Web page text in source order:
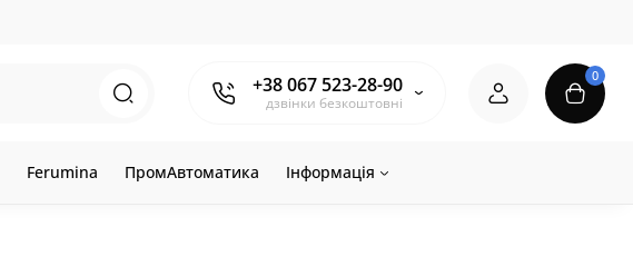
+38 067 523-28-90
дзвінки безкоштовні
0
Ferumina ПромАвтоматика Інформація